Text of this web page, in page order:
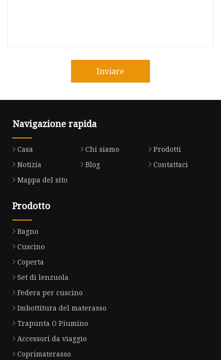
Inviare
Navigazione rapida
Casa Chi siamo
Prodotti
Notizia
Blog
Contattaci
Mappa del sito
Prodotto
Bagno
Cuscino
Coperta
Set di lenzuola
Federa per cuscino
Imbottitura del materasso
Trapunta O Piumino
Accessori da viaggio
Coprimaterasso